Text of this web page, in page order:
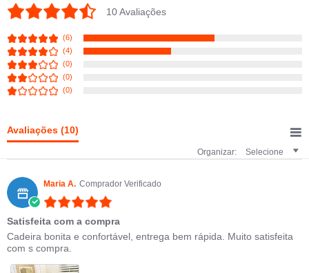
4.6 star rating
10 Avaliações
(6)
(4)
(0)
(0)
(0)
Avaliações (10)
Organizar: Selecione
Maria A. Comprador Verificado
Satisfeita com a compra
Review by Maria A. on 11 Oct 2023
review stating Satisfeita com a compra
Cadeira bonita e confortável, entrega bem rápida. Muito satisfeita
com s compra.